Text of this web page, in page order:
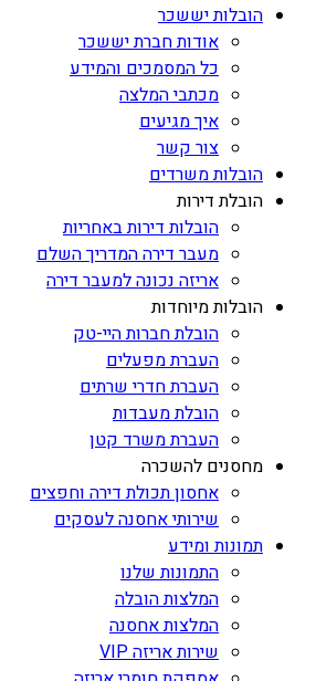
הובלות יששכר
אודות חברת יששכר
כל המסמכים והמידע
מכתבי המלצה
איך מגיעים
צור קשר
הובלות משרדים
הובלת דירות
הובלות דירות באחריות
מעבר דירה המדריך השלם
אריזה נכונה למעבר דירה
הובלות מיוחדות
הובלת חברות היי-טק
העברת מפעלים
העברת חדרי שרתים
הובלת מעבדות
העברת משרד קטן
מחסנים להשכרה
אחסון תכולת דירה וחפצים
שירותי אחסנה לעסקים
תמונות ומידע
התמונות שלנו
המלצות הובלה
המלצות אחסנה
שירות אריזה VIP